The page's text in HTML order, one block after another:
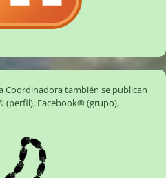
Coordinadora también se publican
(perfil), Facebook® (grupo),